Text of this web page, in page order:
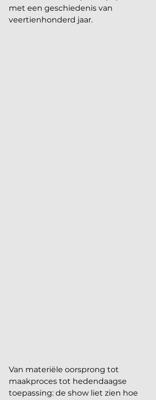
met een geschiedenis van
veertienhonderd jaar.
Van materiële oorsprong tot
maakproces tot hedendaagse
toepassing: de show liet zien hoe